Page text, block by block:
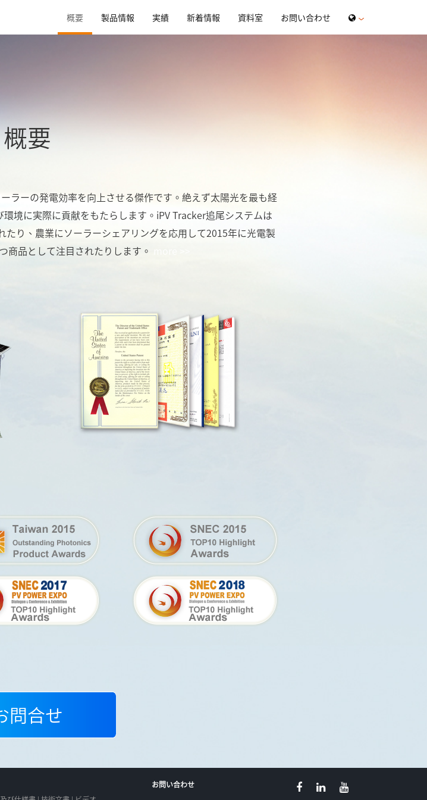
概要 製品情報 実績 新着情報 資料室 お問い合わせ
概要
ラーの発電効率を向上させる傑作です。絶えず太陽光を最も経
境に実際に貢献をもたらします。iPV Tracker追尾システムは
り、農業にソーラーシェアリングを応用して2015年に光電製
商品として注目されたりします。
問合せ
お問い合わせ